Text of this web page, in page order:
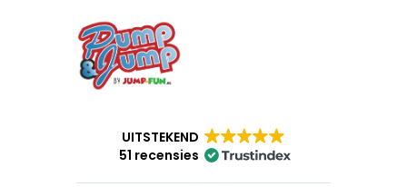
UITSTEKEND
51 recensies